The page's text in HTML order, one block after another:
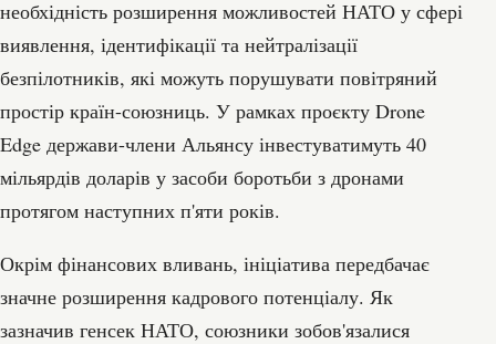
необхідність розширення можливостей НАТО у сфері
виявлення, ідентифікації та нейтралізації
безпілотників, які можуть порушувати повітряний
простір країн-союзниць. У рамках проєкту Drone
Edge держави-члени Альянсу інвестуватимуть 40
мільярдів доларів у засоби боротьби з дронами
протягом наступних п'яти років.
Окрім фінансових вливань, ініціатива передбачає
значне розширення кадрового потенціалу. Як
зазначив генсек НАТО, союзники зобов'язалися